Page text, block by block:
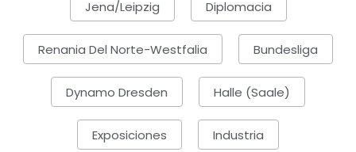
Jena/Leipzig Diplomacia
Renania Del Norte-Westfalia Bundesliga
Dynamo Dresden Halle (Saale)
Exposiciones Industria